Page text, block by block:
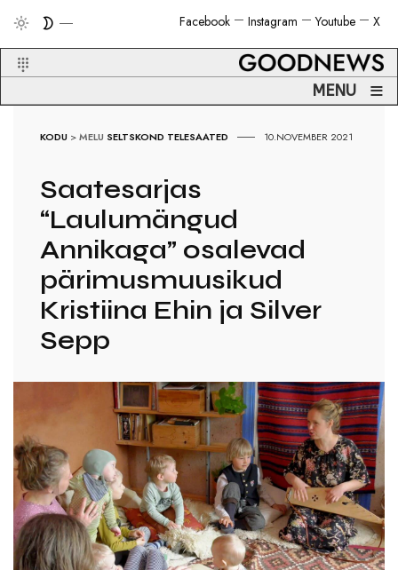
X
Youtube
Instagram
Facebook
MENU ≡
KODU >MELU SELTSKOND TELESAATED 10.NOVEMBER 2021
Saatesarjas
“Laulumängud
Annikaga” osalevad
pärimusmuusikud
Kristiina Ehin ja Silver
Sepp